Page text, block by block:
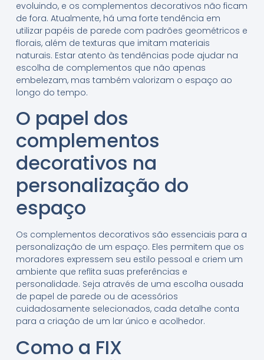
evoluindo, e os complementos decorativos não ficam
de fora. Atualmente, há uma forte tendência em
utilizar papéis de parede com padrões geométricos e
florais, além de texturas que imitam materiais
naturais. Estar atento às tendências pode ajudar na
escolha de complementos que não apenas
embelezam, mas também valorizam o espaço ao
longo do tempo.
O papel dos
complementos
decorativos na
personalização do
espaço
Os complementos decorativos são essenciais para a
personalização de um espaço. Eles permitem que os
moradores expressem seu estilo pessoal e criem um
ambiente que reflita suas preferências e
personalidade. Seja através de uma escolha ousada
de papel de parede ou de acessórios
cuidadosamente selecionados, cada detalhe conta
para a criação de um lar único e acolhedor.
Como a FIX